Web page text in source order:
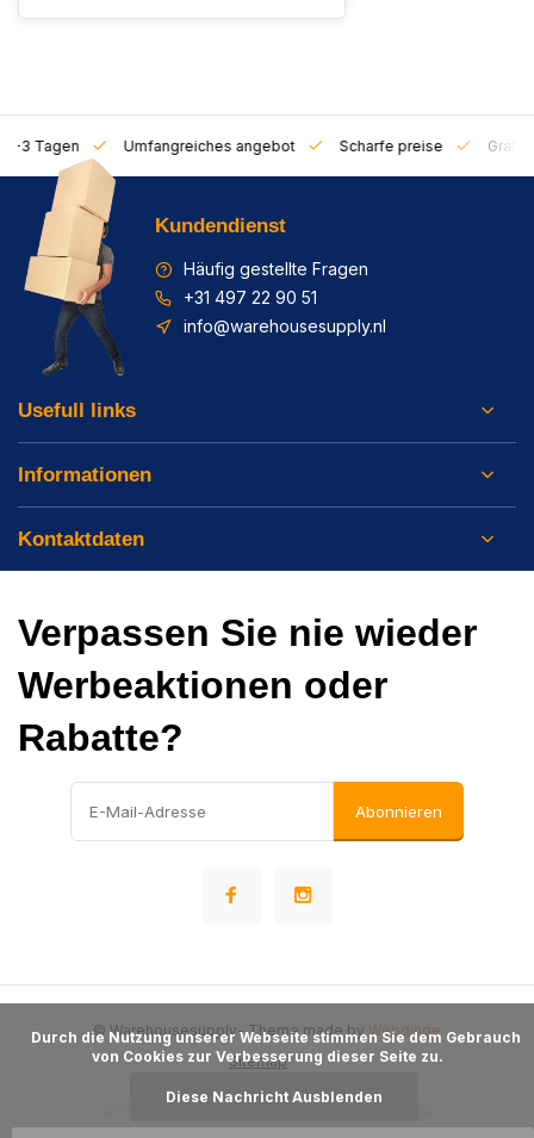
1-3 Tagen Umfangreiches angebot Scharfe preise Gratis
Kundendienst
Häufig gestellte Fragen
+31 497 22 90 51
info@warehousesupply.nl
Usefull links
Informationen
Kontaktdaten
Verpassen Sie nie wieder
Werbeaktionen oder
Rabatte?
Abonnieren
Sitemap
© Warehousesupply- Theme made by Webdinge
von Cookies zur Verbesserung dieser Seite zu.
Diese Nachricht Ausblenden